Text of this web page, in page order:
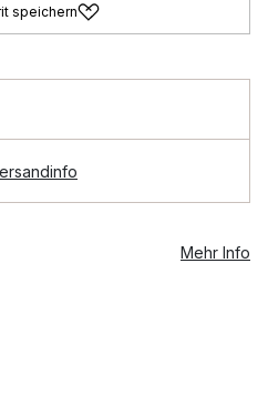
speichern
Mehr Info